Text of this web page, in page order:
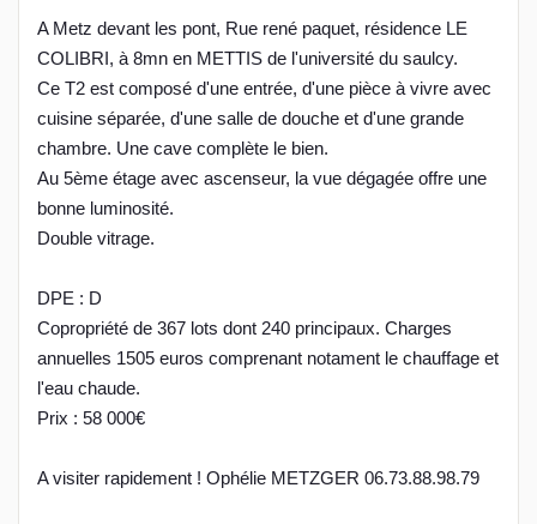
A Metz devant les pont, Rue rené paquet, résidence LE
COLIBRI, à 8mn en METTIS de l'université du saulcy.
Ce T2 est composé d'une entrée, d'une pièce à vivre avec
cuisine séparée, d'une salle de douche et d'une grande
chambre. Une cave complète le bien.
Au 5ème étage avec ascenseur, la vue dégagée offre une
bonne luminosité.
Double vitrage.
DPE : D
Copropriété de 367 lots dont 240 principaux. Charges
annuelles 1505 euros comprenant notament le chauffage et
l'eau chaude.
Prix : 58 000€
A visiter rapidement ! Ophélie METZGER 06.73.88.98.79